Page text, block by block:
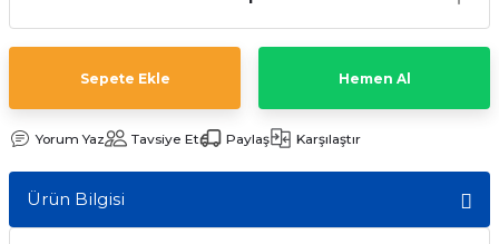
Sepete Ekle Hemen Al
Yorum Yaz Tavsiye Et Paylaş Karşılaştır
Ürün Bilgisi